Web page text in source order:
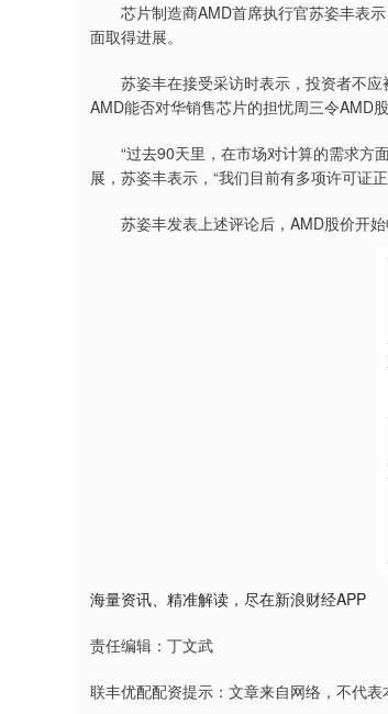
芯片制造商AMD首席执行官苏姿丰表示
面取得进展。
苏姿丰在接受采访时表示，投资者不应
AMD能否对华销售芯片的担忧周三令AMD
“过去90天里，在市场对计算的需求方面
展，苏姿丰表示，“我们目前有多项许可证
苏姿丰发表上述评论后，AMD股价开始
海量资讯、精准解读，尽在新浪财经APP
责任编辑：丁文武
联丰优配配资提示：文章来自网络，不代表